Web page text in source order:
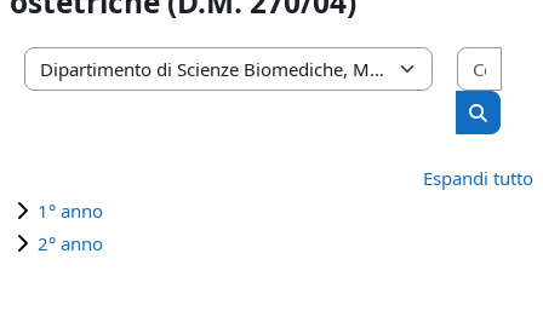
Categorie di corso
Cerca
Espandi tutto
1° anno
2° anno